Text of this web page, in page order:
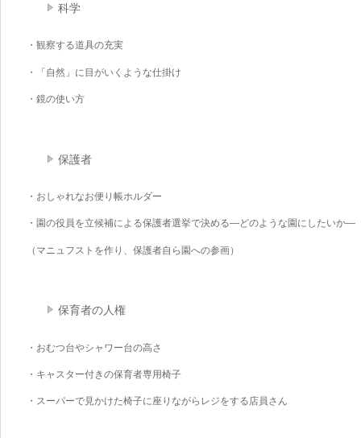
科学
・観察する道具の充実
・「自然」に目がいくような仕掛け
・鏡の使い方
保護者
・おしゃれなお便り帳ホルダー
・園の役員を立候補による保護者選挙で決める―どのような園にしたいか―
（マニュフストを作り、保護者自ら園への参画）
保育者の人権
・おむつ台やシャワー台の高さ
・キャスター付きの保育者専用椅子
・スーパーで見かけた椅子に座りながらレジをする店員さん